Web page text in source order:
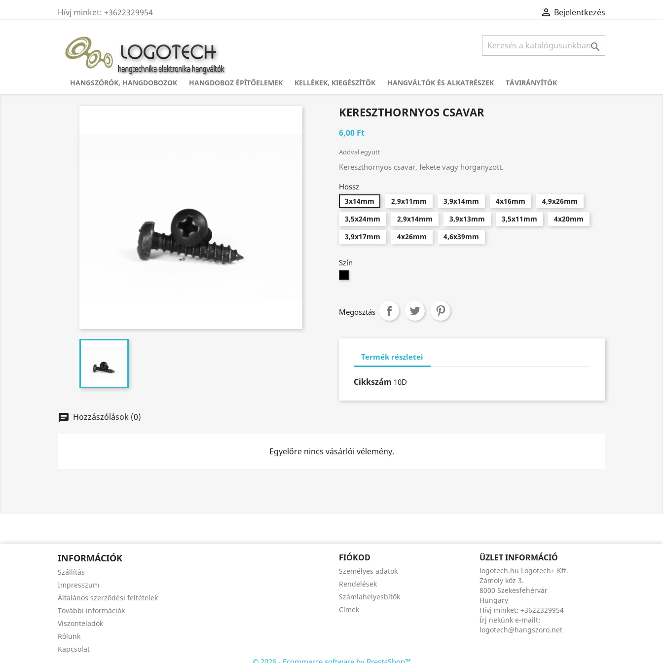
Hívj minket: +3622329954  Bejelentkezés

HANGSZÓRÓK, HANGDOBOZOK HANGDOBOZ ÉPÍTŐELEMEK KELLÉKEK, KIEGÉSZÍTŐK HANGVÁLTÓK ÉS ALKATRÉSZEK TÁVIRÁNYÍTÓK
KERESZTHORNYOS CSAVAR
6,00 Ft
Adóval együtt
Kereszthornyos csavar, fekete vagy horganyzott.
Hossz
3x14mm 2,9x11mm 3,9x14mm 4x16mm
4,9x26mm
3,5x24mm
2,9x14mm 3,9x13mm 3,5x11mm
4x20mm
3,9x17mm
4x26mm 4,6x39mm
Szín
Megosztás
Termék részletei
Cikkszám 10D
chat Hozzászólások (0)
Egyelőre nincs vásárlói vélemény.
INFORMÁCIÓK
Szállítás
Impresszum
Általános szerződési feltételek
További információk
Viszonteladók
Rólunk
Kapcsolat
FIÓKOD
Személyes adatok
Rendelések
Számlahelyesbítők
Címek
ÜZLET INFORMÁCIÓ
logotech.hu Logotech+ Kft.
Zámoly köz 3.
8000 Szekesfehérvár
Hungary
Hívj minket: +3622329954
Írj nekünk e-mailt:
logotech@hangszoro.net